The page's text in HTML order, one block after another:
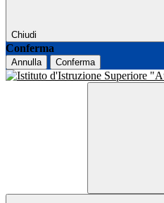
Chiudi
Conferma
Annulla Conferma